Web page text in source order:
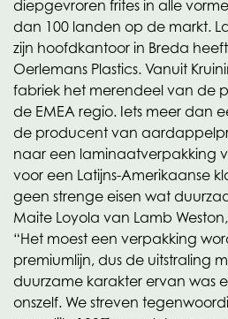
diepgevroren frites in alle
dan 100 landen op de markt.
zijn hoofdkantoor in Breda
Oerlemans Plastics. Vanuit
fabriek het merendeel van de
de EMEA regio. Iets meer dan
de producent van
naar een laminaatverpakking
voor een Latijns-Amerikaanse
geen strenge eisen wat
Maite Loyola van Lamb
“Het moest een verpakking
premiumlijn, dus de uitstraling
duurzame karakter ervan was
onszelf. We streven